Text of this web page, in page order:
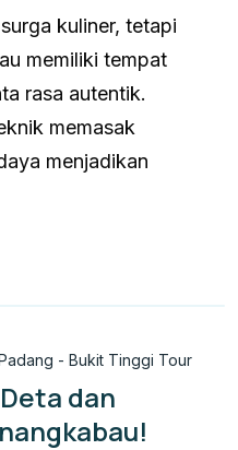
kuliner, tetapi
memiliki tempat
rasa autentik.
memasak
menjadikan
- Bukit Tinggi Tour
dan